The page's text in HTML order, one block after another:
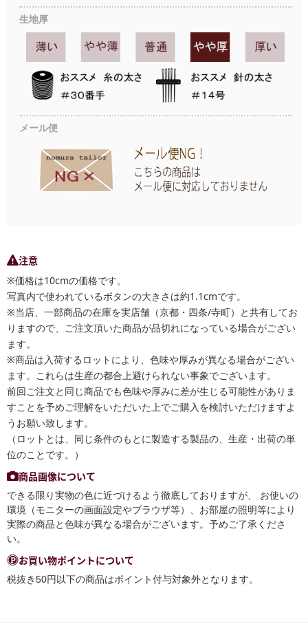
生地厚
メール便
注意
※価格は10cmの価格です。
写真内で使われているボタンの大きさは約1.1cmです。
※当店、一部商品の在庫を実店舗（京都・四条/寺町）と共有してお
りますので、ご注文頂いた商品が品切れになっている場合がござい
ます。
※商品は入荷するロットにより、色味や厚みが異なる場合がござい
ます。これらは生産の都合上避けられない事象でございます。
前回ご注文と同じ商品でも色味や厚みに差が生じる可能性がありま
すことを予めご理解をいただいた上でご購入を検討いただけますよ
うお願い致します。
（ロットとは、同じ条件のもとに製造する製品の、生産・出荷の単
位のことです。）
商品画像について
できる限り実物の色に近づけるよう徹底しておりますが、 お使いの
環境（モニターの画面設定やブラウザ等）、お部屋の照明等により
実際の商品と色味が異なる場合がございます。予めご了承くださ
い。
お買い物ポイントについて
税抜き50円以下の商品はポイント付与対象外となります。